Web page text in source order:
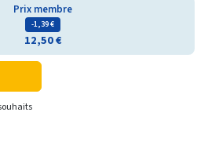
Prix membre
- 1,39€
12,50€